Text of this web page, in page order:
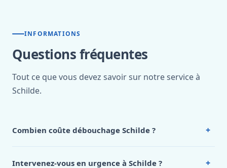
INFORMATIONS
Questions fréquentes
Tout ce que vous devez savoir sur notre service à
Schilde.
Combien coûte débouchage Schilde ? +
Intervenez-vous en urgence à Schilde ? +